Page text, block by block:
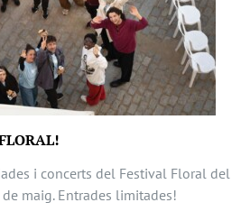
i concerts del Festival Floral del
maig. Entrades limitades!